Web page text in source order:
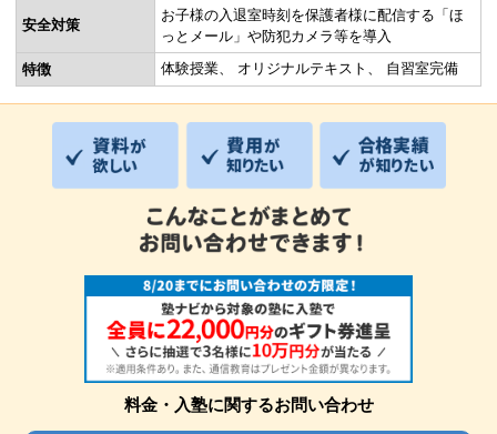
安全対策
お子様の入退室時刻を保護者様に配信する「ほ
っとメール」や防犯カメラ等を導入
特徴
体験授業 オリジナルテキスト 自習室完備
料金・入塾に関するお問い合わせ